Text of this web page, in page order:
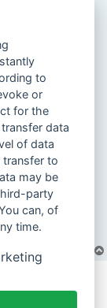
dern
nur 2 pol
auch keine
cdi noch ne
to
or
for the
data
of data
transfer to
may be
party
can, of
time.